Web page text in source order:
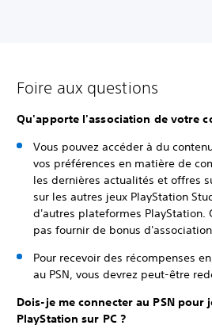
Foire aux questions
Qu'apporte l'association de votre
Vous pouvez accéder à du
vos préférences en matière de
les dernières actualités et offres
sur les autres jeux PlayStation
d'autres plateformes PlayStation.
pas fournir de bonus d'association
Pour recevoir des récompenses
au PSN, vous devrez peut-être
Dois-je me connecter au PSN pour
PlayStation sur PC ?